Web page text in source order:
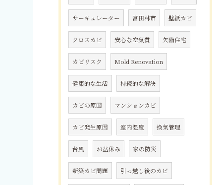
サーキュレーター 富田林市 壁紙カビ
クロスカビ 安心な空気質 欠陥住宅
カビリスク Mold Renovation
健康的な生活 持続的な解決
カビの原因 マンションカビ
カビ発生原因 室内湿度 換気管理
台風 お盆休み 家の防災
新築カビ問題 引っ越し後のカビ